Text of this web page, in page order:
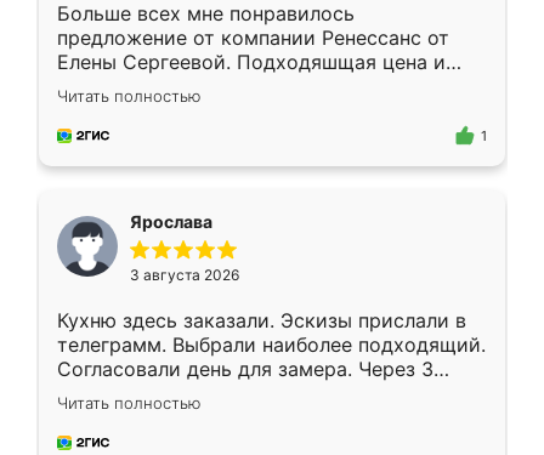
Больше всех мне понравилось
предложение от компании Ренессанс от
Елены Сергеевой. Подходяшщая цена и
короткие сроки изготовления. Приехавший
для замера сотрудник Владислав
предложил по моему эскизу самый
Читать полностью
1
Ярослава
3 августа 2026
Кухню здесь заказали. Эскизы прислали в
телеграмм. Выбрали наиболее подходящий.
Согласовали день для замера. Через 3
недели кухня была уже готова. Остались
довольны работой. Спасибо Ренессанс
мебель за качественную работу!
Читать полностью